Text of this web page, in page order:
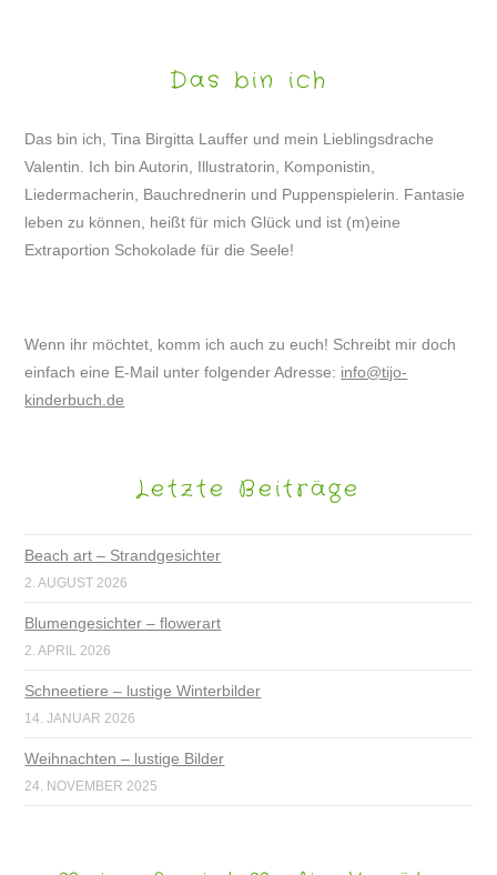
Das bin ich
Das bin ich, Tina Birgitta Lauffer und mein Lieblingsdrache
Valentin. Ich bin Autorin, Illustratorin, Komponistin,
Liedermacherin, Bauchrednerin und Puppenspielerin. Fantasie
leben zu können, heißt für mich Glück und ist (m)eine
Extraportion Schokolade für die Seele!
Wenn ihr möchtet, komm ich auch zu euch! Schreibt mir doch
einfach eine E-Mail unter folgender Adresse: info@tijo-
kinderbuch.de
Letzte Beiträge
Beach art – Strandgesichter
2. AUGUST 2026
Blumengesichter – flowerart
2. APRIL 2026
Schneetiere – lustige Winterbilder
14. JANUAR 2026
Weihnachten – lustige Bilder
24. NOVEMBER 2025